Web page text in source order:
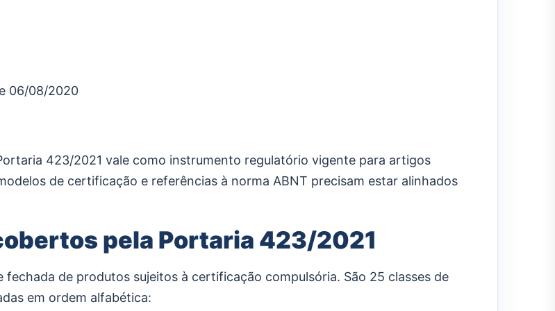
06/08/2020
423/2021 vale como instrumento regulatório vigente para artigos
de certificação e referências à norma ABNT precisam estar alinhados
pela Portaria 423/2021
de produtos sujeitos à certificação compulsória. São 25 classes de
em ordem alfabética: